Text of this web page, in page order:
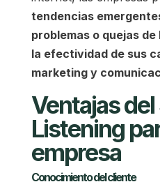
tendencias
problemas o quejas
la efectividad de sus
marketing y
Ventajas del
Listening
empresa
Conocimiento del cliente